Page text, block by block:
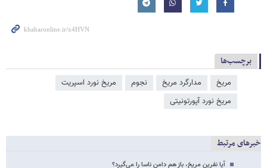
برچسب‌ها
مریخ مدارگرد مریخ نجوم
مریخ نورد اسپریت
مریخ نورد آپورتونیتی
خبرهای مرتبط
آیا نفرین مریخ، باز هم دامن ناسا را می‌گیرد؟